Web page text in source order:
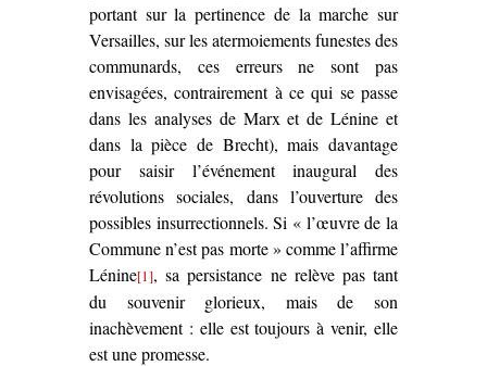
portant sur la pertinence de la marche sur
Versailles, sur les atermoiements funestes des
communards, ces erreurs ne sont pas
envisagées, contrairement à ce qui se passe
dans les analyses de Marx et de Lénine et
dans la pièce de Brecht), mais davantage
pour saisir l’événement inaugural des
révolutions sociales, dans l’ouverture des
possibles insurrectionnels. Si « l’œuvre de la
Commune n’est pas morte » comme l’affirme
Lénine[1], sa persistance ne relève pas tant
du souvenir glorieux, mais de son
inachèvement : elle est toujours à venir, elle
est une promesse.